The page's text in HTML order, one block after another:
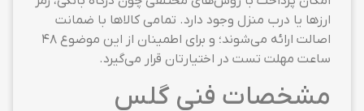
ارزها یا درب منزل وجود دارد. تمامی کالاها با ضمانت
اصالت ارائه می‌شوند؛ و برای اطمینان از این موضوع ۴۸
ساعت مهلت تست در اختیارتان قرار می‌گیرد.
مشخصات فنی گلس